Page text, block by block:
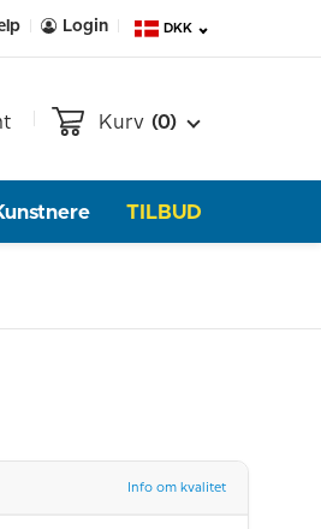
Login DKK
Kurv (0)
TILBUD
Info om kvalitet